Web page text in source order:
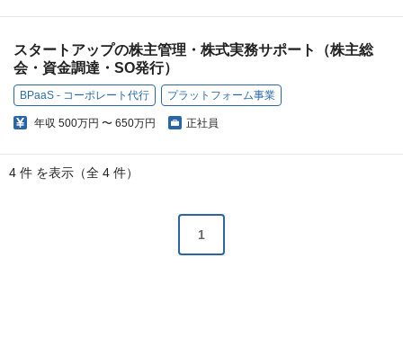
スタートアップの株主管理・株式実務サポート（株主総
会・資金調達・SO発行）
BPaaS - コーポレート代行 プラットフォーム事業
年収 500万円 〜 650万円 正社員
4 件 を表示（全 4 件）
1